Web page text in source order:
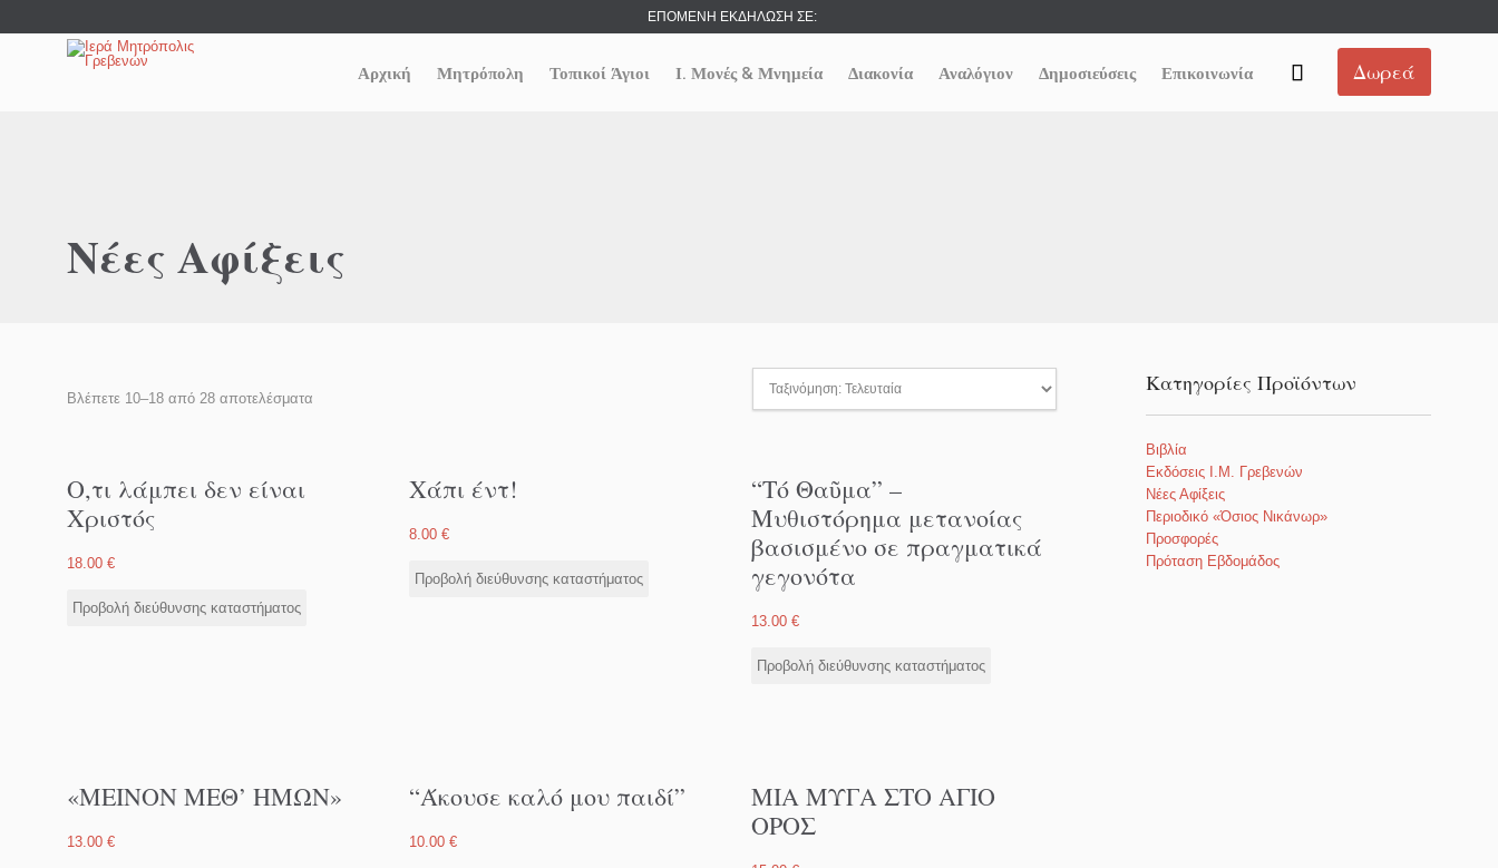
ΕΠΟΜΕΝΗ ΕΚΔΗΛΩΣΗ ΣΕ:
Αρχική Μητρόπολη Τοπικοί Άγιοι Ι. Μονές & Μνημεία Διακονία Αναλόγιον Δημοσιεύσεις Επικοινωνία  Δωρεά
Νέες Αφίξεις
Βλέπετε 10–18 από 28 αποτελέσματα
Ο,τι λάμπει δεν είναι
Χριστός
18.00 €
Προβολή διεύθυνσης καταστήματος
Χάπι έντ!
8.00 €
Προβολή διεύθυνσης καταστήματος
“Tό Θαῦμα” –
Μυθιστόρημα μετανοίας
βασισμένο σε πραγματικά
γεγονότα
13.00 €
Προβολή διεύθυνσης καταστήματος
«ΜΕΙΝΟΝ ΜΕΘ’ ΗΜΩΝ»
13.00 €
“Άκουσε καλό μου παιδί”
10.00 €
ΜΙΑ ΜΥΓΑ ΣΤΟ ΑΓΙΟ
ΟΡΟΣ
Κατηγορίες Προϊόντων
Βιβλία
Εκδόσεις Ι.Μ. Γρεβενών
Νέες Αφίξεις
Περιοδικό «Όσιος Νικάνωρ»
Προσφορές
Πρόταση Εβδομάδος